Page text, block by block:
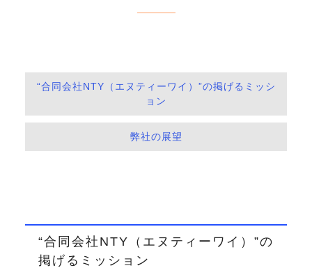
“合同会社NTY（エヌティーワイ）”の掲げるミッシ
ョン
弊社の展望
“合同会社NTY（エヌティーワイ）”の
掲げるミッション